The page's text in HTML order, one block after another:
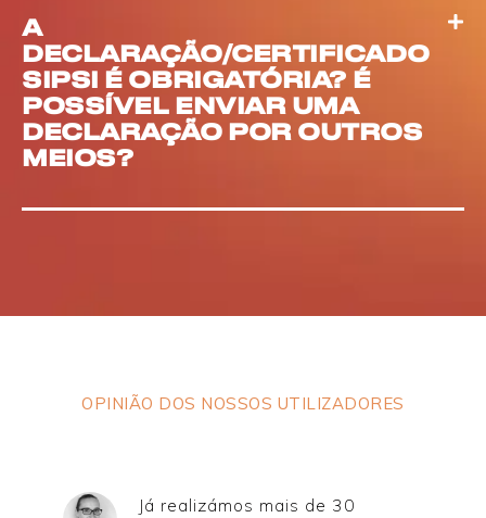
A
DECLARAÇÃO/CERTIFICADO
SIPSI É OBRIGATÓRIA? É
POSSÍVEL ENVIAR UMA
DECLARAÇÃO POR OUTROS
MEIOS?
OPINIÃO DOS NOSSOS UTILIZADORES
Já realizámos mais de 30